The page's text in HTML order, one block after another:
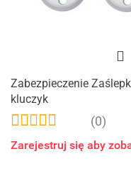
Zabezpieczenie
kluczyk
(0)
Zarejestruj się aby